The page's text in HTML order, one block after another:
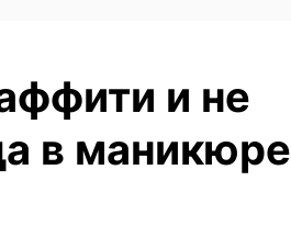
и не
в маникюре